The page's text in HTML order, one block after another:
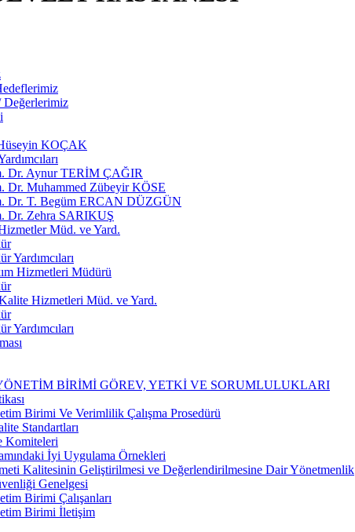
KOÇAK
Dr. Aynur TERİM ÇAĞIR
Dr. Muhammed Zübeyir KÖSE
Dr. T. Begüm ERCAN DÜZGÜN
Dr. Zehra SARIKUŞ
Müd. ve Yard.
Yardımcıları
Hizmetleri Müdürü
Hizmetleri Müd. ve Yard.
Yardımcıları
BİRİMİ GÖREV, YETKİ VE SORUMLULUKLARI
Birimi Ve Verimlilik Çalışma Prosedürü
Standartları
Komiteleri
İyi Uygulama Örnekleri
Kalitesinin Geliştirilmesi ve Değerlendirilmesine Dair Yönetmenlik
Genelgesi
Birimi Çalışanları
Birimi İletişim